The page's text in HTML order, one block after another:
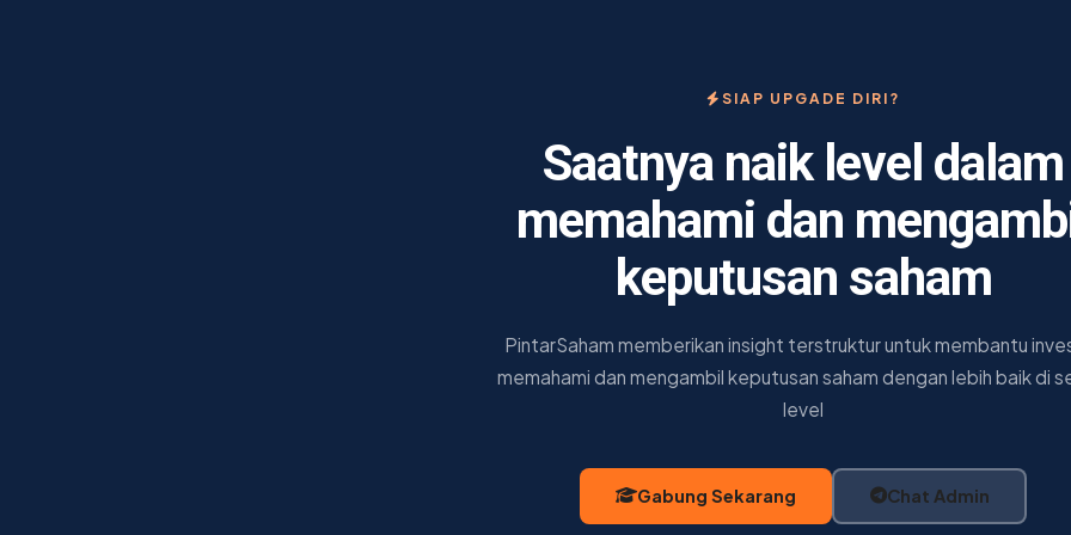
SIAP UPGADE DIRI?
Saatnya naik level dalam
memahami dan
keputusan saham
PintarSaham memberikan insight terstruktur untuk membantu
memahami dan mengambil keputusan saham dengan lebih baik di
level
Gabung Sekarang Chat Admin